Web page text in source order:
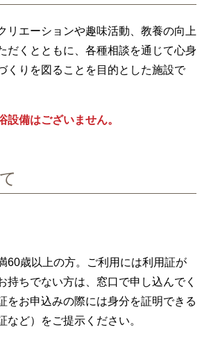
リエーションや趣味活動、教養の向上
だくとともに、各種相談を通じて心身
くりを図ることを目的とした施設で
備はございません。
60歳以上の方。ご利用には利用証が
持ちでない方は、窓口で申し込んでく
をお申込みの際には身分を証明できる
など）をご提示ください。